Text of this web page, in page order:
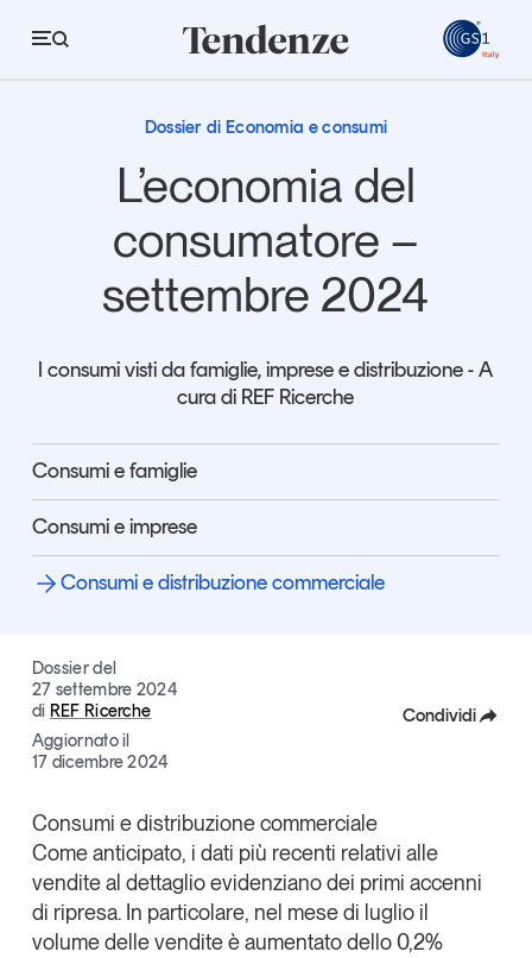
Tendenze
Consumi e distribuzione commerciale
Economia e consumi
Innovazione
Logistica
Retail e brand
Sostenibilità
Grandi temi
Magazine
Articoli
Opinioni
Il Numero
Interviste
Comunicati stampa
Video
Tutti gli studi e le ricerche
Eventi e formazione
Tutti gli appuntamenti
Dossier di Economia e consumi
L’economia del
consumatore –
settembre 2024
I consumi visti da famiglie, imprese e distribuzione - A
cura di REF Ricerche
Consumi e famiglie
Consumi e imprese
Consumi e distribuzione commerciale
Dossier del
27 settembre 2024
di REF Ricerche
Aggiornato il
17 dicembre 2024
Condividi
Linkedin
Copia Link
Consumi e distribuzione commerciale
Come anticipato, i dati più recenti relativi alle
vendite al dettaglio evidenziano dei primi accenni
di ripresa. In particolare, nel mese di luglio il
volume delle vendite è aumentato dello 0,2%